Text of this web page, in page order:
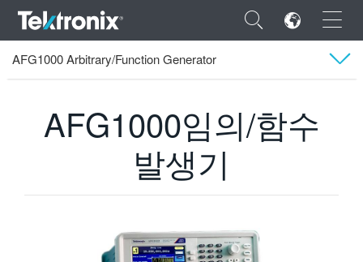
×
VIỆT NAM
Tektronix 제품 임의 함수 발생기 AFG1000임의/함수 발생기
AFG1000임의/함수
발생기
AFG1000 Arbitrary/Function Generator
모델
Software